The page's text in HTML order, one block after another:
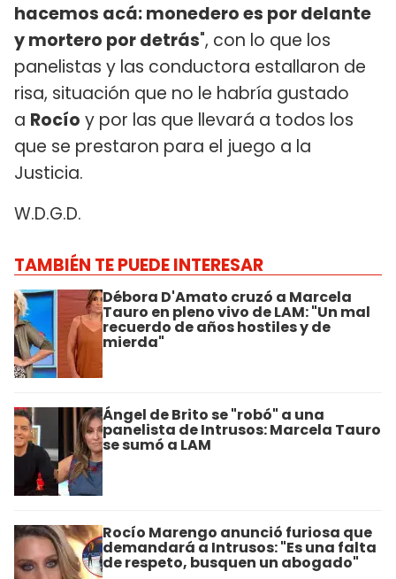
hacemos acá: monedero es por delante
y mortero por detrás", con lo que los
panelistas y las conductora estallaron de
risa, situación que no le habría gustado
a Rocío y por las que llevará a todos los
que se prestaron para el juego a la
Justicia.
W.D.G.D.
TAMBIÉN TE PUEDE INTERESAR
Débora D'Amato cruzó a Marcela
Tauro en pleno vivo de LAM: "Un mal
recuerdo de años hostiles y de
mierda"
Ángel de Brito se "robó" a una
panelista de Intrusos: Marcela Tauro
se sumó a LAM
Rocío Marengo anunció furiosa que
demandará a Intrusos: "Es una falta
de respeto, busquen un abogado"